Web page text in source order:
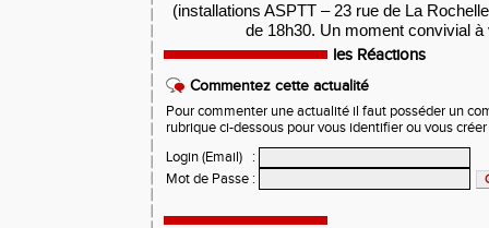
(installations ASPTT – 23 rue de La
de 18h30. Un moment convivial à
les Réactions
Commentez cette actualité
Pour commenter une actualité il faut posséder un
rubrique ci-dessous pour vous identifier ou vous
Login (Email)
:
Mot de Passe :